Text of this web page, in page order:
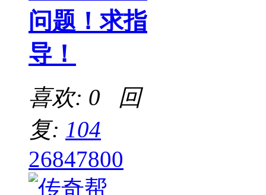
问题！求指
导！
喜欢: 0 回
复: 104
26847800